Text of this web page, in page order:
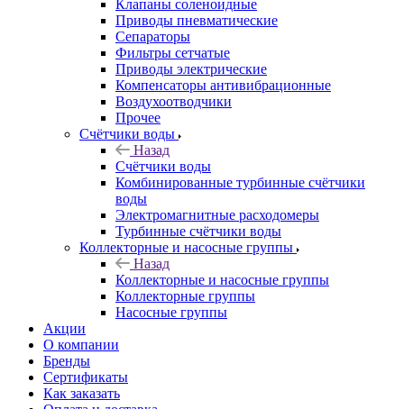
Клапаны соленоидные
Приводы пневматические
Сепараторы
Фильтры сетчатые
Приводы электрические
Компенсаторы антивибрационные
Воздухоотводчики
Прочее
Счётчики воды
Назад
Счётчики воды
Комбинированные турбинные счётчики
воды
Электромагнитные расходомеры
Турбинные счётчики воды
Коллекторные и насосные группы
Назад
Коллекторные и насосные группы
Коллекторные группы
Насосные группы
Акции
О компании
Бренды
Сертификаты
Как заказать